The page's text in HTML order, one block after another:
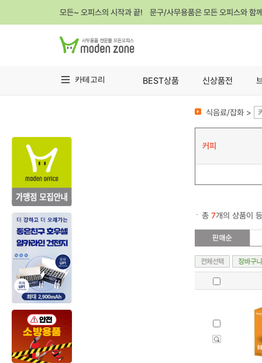
모든~ 오피스의 시작과 끝! 문구/사무용품은 모든 오피스와 함
카테고리 BEST상품 신상품전
식음료/잡화 >
커피
총 7개의 상품이